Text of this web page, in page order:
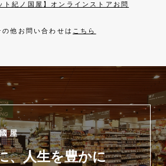
ト紀ノ国屋】オンラインストアお問
の他お問い合わせは こちら
屋
、人生を豊かに